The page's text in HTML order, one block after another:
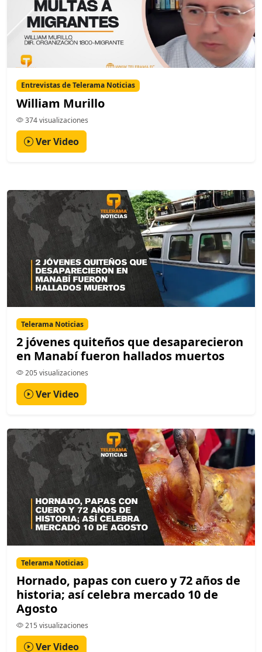
Entrevistas de Telerama Noticias
William Murillo
374 visualizaciones
Ver Video
Telerama Noticias
2 jóvenes quiteños que desaparecieron
en Manabí fueron hallados muertos
205 visualizaciones
Ver Video
Telerama Noticias
Hornado, papas con cuero y 72 años de
historia; así celebra mercado 10 de
Agosto
215 visualizaciones
Ver Video